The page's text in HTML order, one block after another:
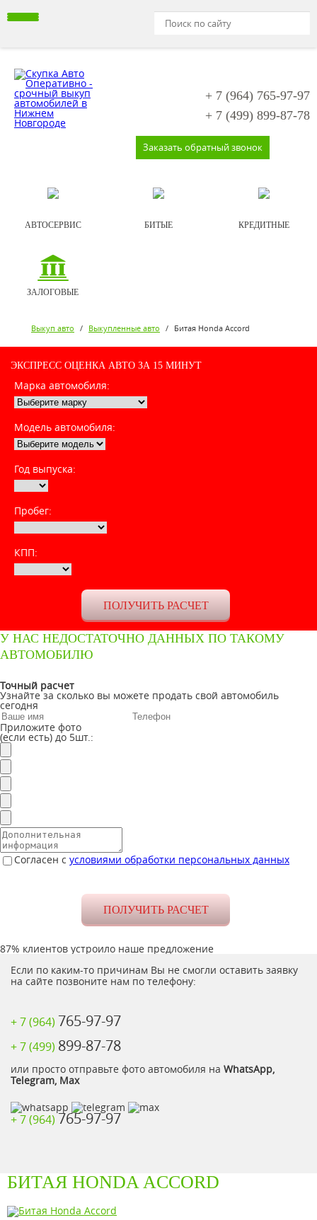
+ 7 (964) 765-97-97
+ 7 (499) 899-87-78
Заказать обратный звонок
АВТОСЕРВИС БИТЫЕ КРЕДИТНЫЕ
ЗАЛОГОВЫЕ
Выкуп авто / Выкупленные авто / Битая Honda Accord
ЭКСПРЕСС ОЦЕНКА АВТО ЗА 15 МИНУТ
Марка автомобиля:
Модель автомобиля:
Год выпуска:
Пробег:
КПП:
У НАС НЕДОСТАТОЧНО ДАННЫХ ПО ТАКОМУ
АВТОМОБИЛЮ
Точный расчет
Узнайте за сколько вы можете продать свой автомобиль
сегодня
Приложите фото
(если есть) до 5шт.:
Согласен с условиями обработки персональных данных
87% клиентов устроило наше предложение
Если по каким-то причинам Вы не смогли оставить заявку
на сайте позвоните нам по телефону:
+ 7 (964) 765-97-97
+ 7 (499) 899-87-78
или просто отправьте фото автомобиля на WhatsApp,
Telegram, Max
+ 7 (964) 765-97-97
БИТАЯ HONDA ACCORD